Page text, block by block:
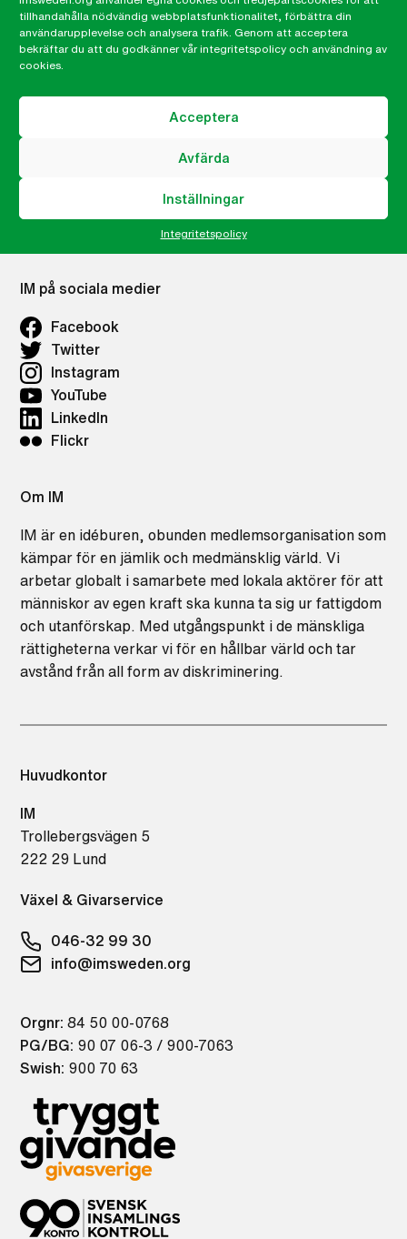
tillhandahålla nödvändig webbplatsfunktionalitet, förbättra din
användarupplevelse och analysera trafik. Genom att acceptera
bekräftar du att du godkänner vår integritetspolicy och användning av
cookies.
Acceptera
Avfärda
Inställningar
Integritetspolicy
Vad vi gör
Press
Career site
IMs Nyhetsbrev
Lokalkontor Göteborg
IM på sociala medier
Facebook
Twitter
Instagram
YouTube
LinkedIn
Flickr
Om IM
IM är en idéburen, obunden medlemsorganisation som
kämpar för en jämlik och medmänsklig värld. Vi
arbetar globalt i samarbete med lokala aktörer för att
människor av egen kraft ska kunna ta sig ur fattigdom
och utanförskap. Med utgångspunkt i de mänskliga
rättigheterna verkar vi för en hållbar värld och tar
avstånd från all form av diskriminering.
Huvudkontor
IM
Trollebergsvägen 5
222 29 Lund
Växel & Givarservice
046-32 99 30
info@imsweden.org
Orgnr: 84 50 00-0768
PG/BG: 90 07 06-3 / 900-7063
Swish: 900 70 63